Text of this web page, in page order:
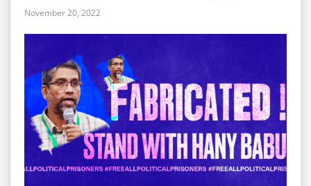
November 20, 2022